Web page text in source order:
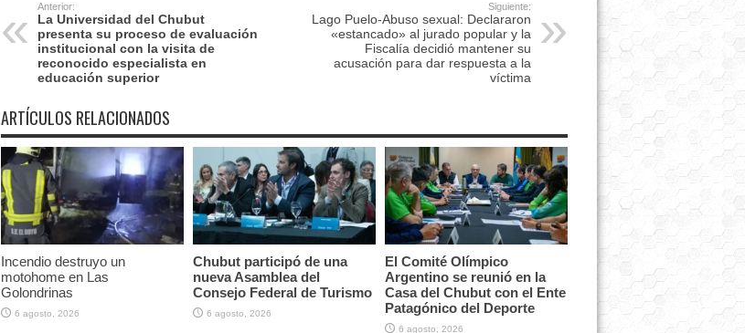
Anterior:
La Universidad del Chubut
presenta su proceso de evaluación
institucional con la visita de
reconocido especialista en
educación superior
Siguiente:
Lago Puelo-Abuso sexual: Declararon
«estancado» al jurado popular y la
Fiscalía decidió mantener su
acusación para dar respuesta a la
víctima
ARTÍCULOS RELACIONADOS
Incendio destruyo un
motohome en Las
Golondrinas
6 agosto, 2026
Chubut participó de una
nueva Asamblea del
Consejo Federal de Turismo
6 agosto, 2026
El Comité Olímpico
Argentino se reunió en la
Casa del Chubut con el Ente
Patagónico del Deporte
6 agosto, 2026